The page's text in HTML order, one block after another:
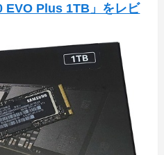
EVO Plus 1TB」をレビ